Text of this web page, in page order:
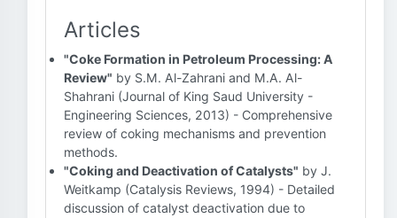
Articles
"Coke Formation in Petroleum Processing: A
Review" by S.M. Al-Zahrani and M.A. Al-
Shahrani (Journal of King Saud University -
Engineering Sciences, 2013) - Comprehensive
review of coking mechanisms and prevention
methods.
"Coking and Deactivation of Catalysts" by J.
Weitkamp (Catalysis Reviews, 1994) - Detailed
discussion of catalyst deactivation due to